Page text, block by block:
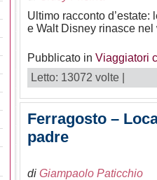
Ultimo racconto d’estate:
e Walt Disney rinasce
Pubblicato in Viaggiatori
Letto: 13072 volte |
Ferragosto –
padre
di Giampaolo Paticchio